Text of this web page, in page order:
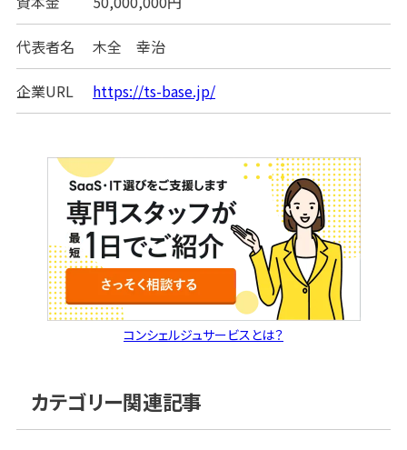
代表者名 木全 幸治
企業URL https://ts-base.jp/
コンシェルジュサービスとは？
カテゴリー関連記事